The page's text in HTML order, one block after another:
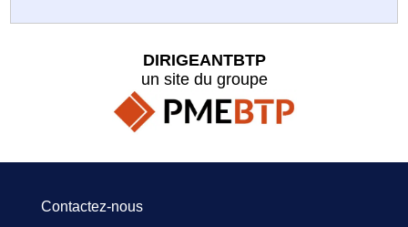
DIRIGEANTBTP
un site du groupe
Contactez-nous